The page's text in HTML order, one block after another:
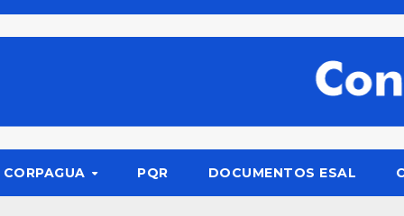
CORPAGUA PQR DOCUMENTOS ESAL